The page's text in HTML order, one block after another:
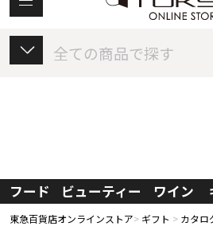
東急百貨店オンラインスト
フード ビューティー ワイン
東急百貨店オンラインストア ギフト カタロ